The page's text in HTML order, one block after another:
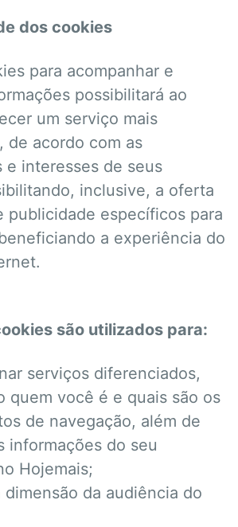
dos cookies
para acompanhar e
possibilitará ao
um serviço mais
de acordo com as
e interesses de seus
inclusive, a oferta
publicidade específicos para
a experiência do
são utilizados para:
serviços diferenciados,
quem você é e quais são os
de navegação, além de
informações do seu
Hojemais;
dimensão da audiência do